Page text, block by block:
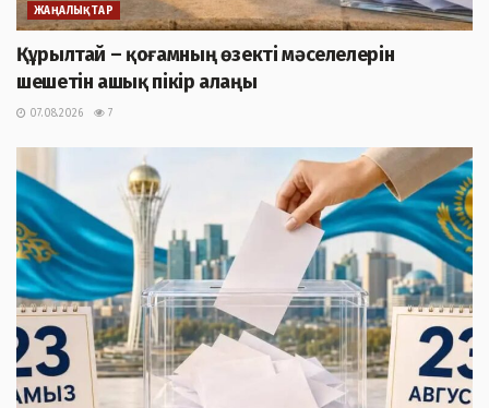
ЖАҢАЛЫҚТАР
Құрылтай – қоғамның өзекті мәселелерін
шешетін ашық пікір алаңы
07.08.2026 7